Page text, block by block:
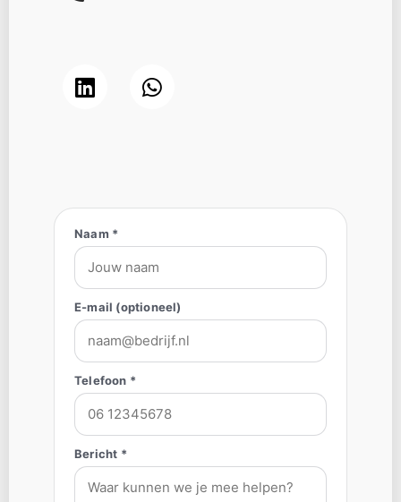
Naam *
E-mail (optioneel)
Telefoon *
Bericht *